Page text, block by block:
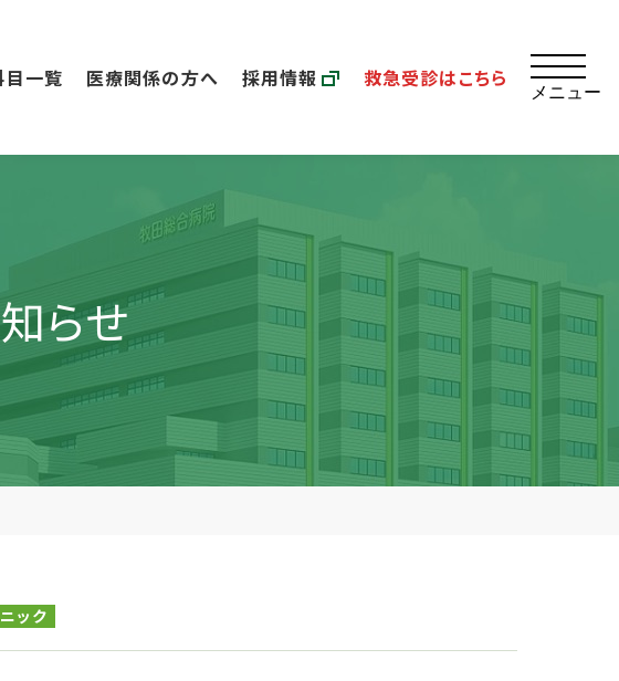
目一覧 医療関係の方へ 採用情報 救急受診はこちら
メニュー
らせ
ック